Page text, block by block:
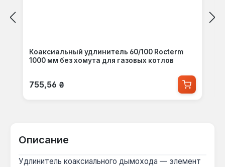
Коаксиальный удлинитель 60/100 Rocterm
1000 мм без хомута для газовых котлов
Обычная цена:
755,56 ₴
Описание
Удлинитель коаксиального дымохода — элемент